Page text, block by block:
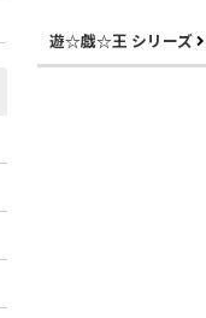
遊☆戯☆王 シリーズ